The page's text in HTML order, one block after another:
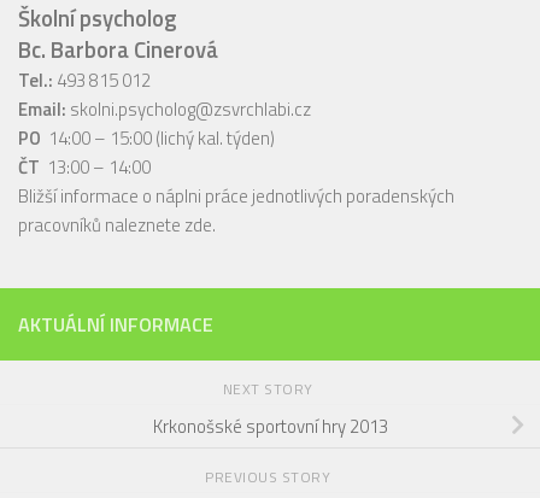
Školní psycholog
Bc. Barbora Cinerová
Tel.: 493 815 012
Email: skolni.psycholog@zsvrchlabi.cz
PO 14:00 – 15:00 (lichý kal. týden)
ČT 13:00 – 14:00
Bližší informace o náplni práce jednotlivých poradenských
pracovníků naleznete zde.
AKTUÁLNÍ INFORMACE
NEXT STORY
Krkonošské sportovní hry 2013
PREVIOUS STORY